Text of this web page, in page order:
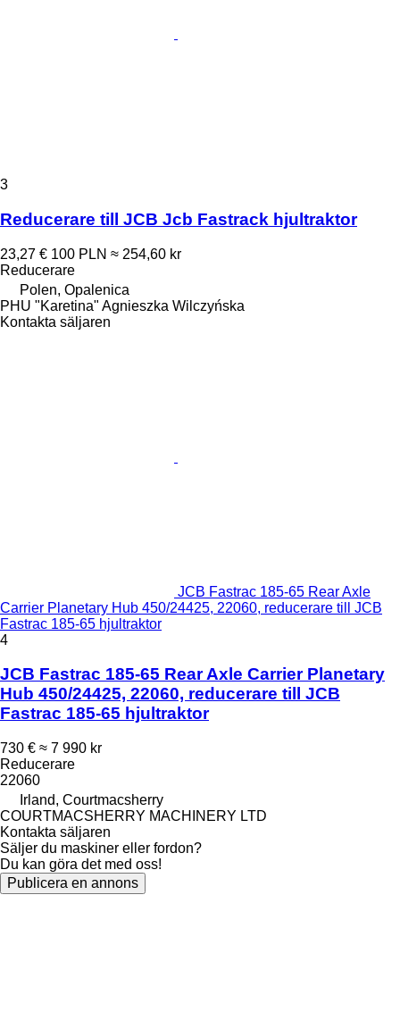
3
Reducerare till JCB Jcb Fastrack hjultraktor
23,27 € 100 PLN ≈ 254,60 kr
Reducerare
Polen, Opalenica
PHU "Karetina" Agnieszka Wilczyńska
Kontakta säljaren
JCB Fastrac 185-65 Rear Axle
Carrier Planetary Hub 450/24425, 22060, reducerare till JCB
Fastrac 185-65 hjultraktor
4
JCB Fastrac 185-65 Rear Axle Carrier Planetary
Hub 450/24425, 22060, reducerare till JCB
Fastrac 185-65 hjultraktor
730 € ≈ 7 990 kr
Reducerare
22060
Irland, Courtmacsherry
COURTMACSHERRY MACHINERY LTD
Kontakta säljaren
Säljer du maskiner eller fordon?
Du kan göra det med oss!
Publicera en annons